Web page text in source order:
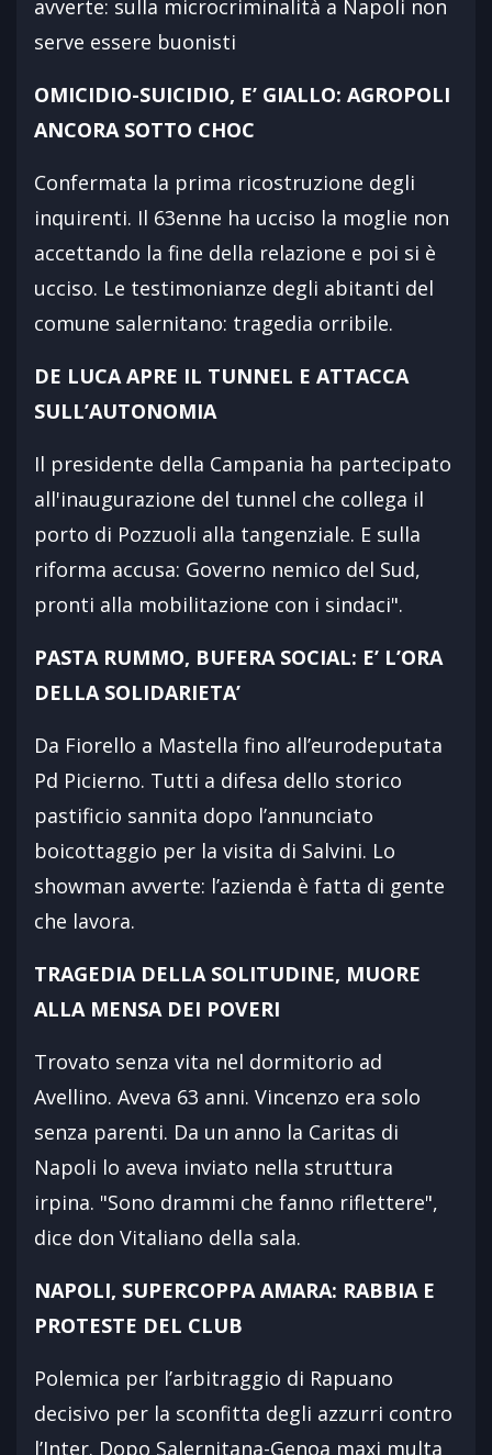
avverte: sulla microcriminalità a Napoli non
serve essere buonisti
OMICIDIO-SUICIDIO, E’ GIALLO: AGROPOLI
ANCORA SOTTO CHOC
Confermata la prima ricostruzione degli
inquirenti. Il 63enne ha ucciso la moglie non
accettando la fine della relazione e poi si è
ucciso. Le testimonianze degli abitanti del
comune salernitano: tragedia orribile.
DE LUCA APRE IL TUNNEL E ATTACCA
SULL’AUTONOMIA
Il presidente della Campania ha partecipato
all'inaugurazione del tunnel che collega il
porto di Pozzuoli alla tangenziale. E sulla
riforma accusa: Governo nemico del Sud,
pronti alla mobilitazione con i sindaci".
PASTA RUMMO, BUFERA SOCIAL: E’ L’ORA
DELLA SOLIDARIETA’
Da Fiorello a Mastella fino all’eurodeputata
Pd Picierno. Tutti a difesa dello storico
pastificio sannita dopo l’annunciato
boicottaggio per la visita di Salvini. Lo
showman avverte: l’azienda è fatta di gente
che lavora.
TRAGEDIA DELLA SOLITUDINE, MUORE
ALLA MENSA DEI POVERI
Trovato senza vita nel dormitorio ad
Avellino. Aveva 63 anni. Vincenzo era solo
senza parenti. Da un anno la Caritas di
Napoli lo aveva inviato nella struttura
irpina. "Sono drammi che fanno riflettere",
dice don Vitaliano della sala.
NAPOLI, SUPERCOPPA AMARA: RABBIA E
PROTESTE DEL CLUB
Polemica per l’arbitraggio di Rapuano
decisivo per la sconfitta degli azzurri contro
l’Inter. Dopo Salernitana-Genoa maxi multa